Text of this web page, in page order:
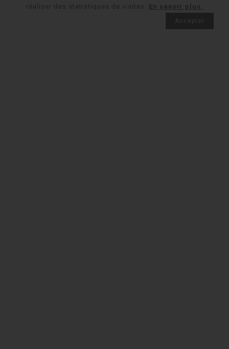
réaliser des statistiques de visites. En savoir plus.
Accepter